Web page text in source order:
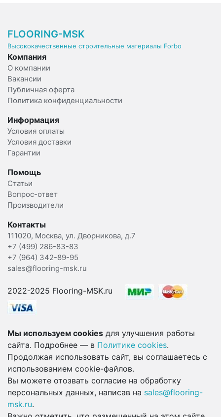
FLOORING-MSK
Высококачественные строительные материалы Forbo
Компания
О компании
Вакансии
Публичная оферта
Политика конфиденциальности
Информация
Условия оплаты
Условия доставки
Гарантии
Помощь
Статьи
Вопрос-ответ
Производители
Контакты
111020, Москва, ул. Дворникова, д.7
+7 (499) 286-83-83
+7 (964) 342-89-95
sales@flooring-msk.ru
2022-2025 Flooring-MSK.ru
Мы используем cookies для улучшения работы
сайта. Подробнее — в Политике cookies.
Продолжая использовать сайт, вы соглашаетесь с
использованием cookie-файлов.
Вы можете отозвать согласие на обработку
персональных данных, написав на sales@flooring-
msk.ru.